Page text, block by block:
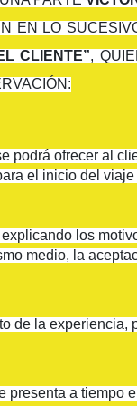
EN LO
CLIENTE”,
podrá ofrecer al
el inicio del
los
medio, la
de la experiencia,
a tiempo